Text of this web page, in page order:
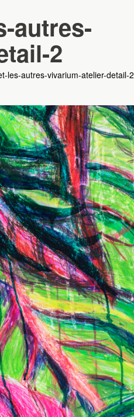
autres-
2
les-autres-vivarium-atelier-detail-2